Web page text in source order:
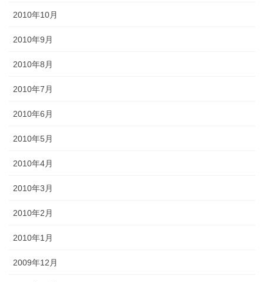
2010年10月
2010年9月
2010年8月
2010年7月
2010年6月
2010年5月
2010年4月
2010年3月
2010年2月
2010年1月
2009年12月